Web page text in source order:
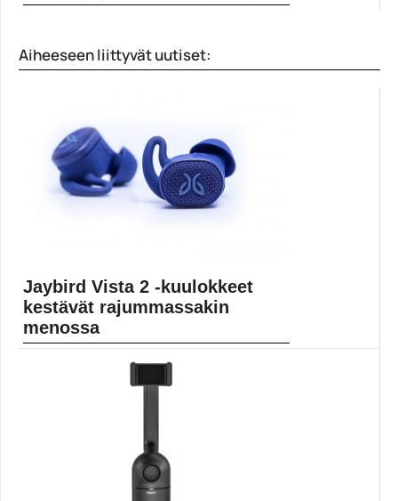
Elokuvauutiset
Aiheeseen liittyvät uutiset:
Jaybird Vista 2 -kuulokkeet
kestävät rajummassakin
menossa
Jaybird Vista 2 -urheilukuulokkeet on täysin